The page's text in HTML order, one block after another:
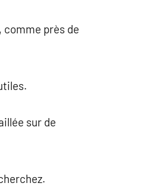
près de
sur de